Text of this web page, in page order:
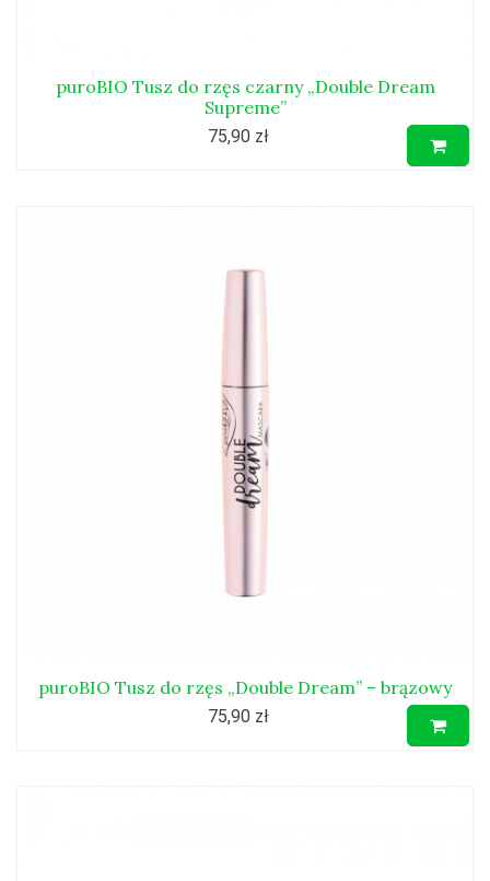
puroBIO Tusz do rzęs czarny „Double Dream
Supreme”
75,90 zł
puroBIO Tusz do rzęs „Double Dream” – brązowy
75,90 zł